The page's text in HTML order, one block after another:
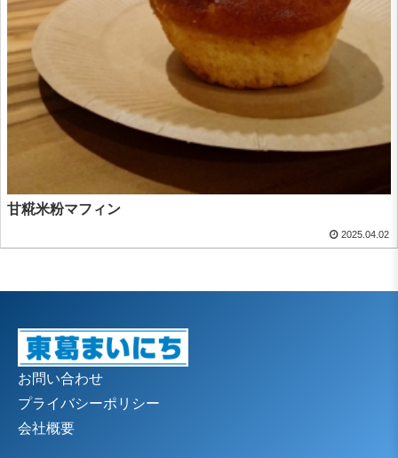
甘糀米粉マフィン
2025.04.02
お問い合わせ
プライバシーポリシー
会社概要